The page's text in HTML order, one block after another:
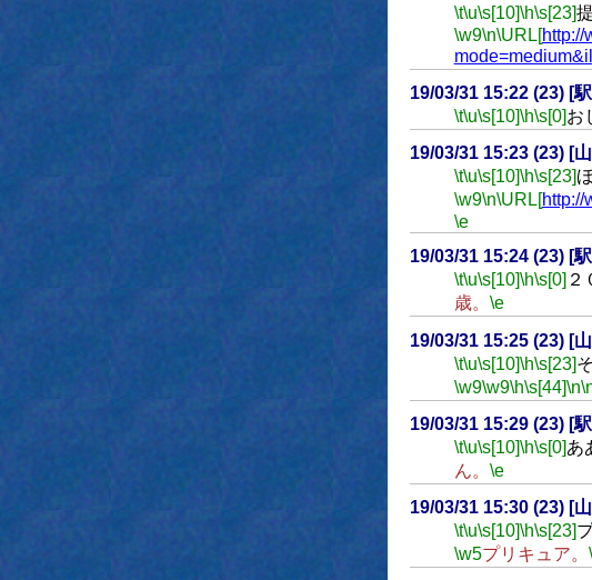
\t\u\s[10]\h\s[23]
\w9\n\URL[http://
19/03/31 15:22 (23) [
\t\u\s[10]\h\s[0]お
19/03/31 15:23 (23) [
\t\u\s[10]\h\s[23]
\w9\n\URL[http://
\e
19/03/31 15:24 (23) [
\t\u\s[10] \h\s[0] ２
歳。 \e
19/03/31 15:25 (23) [
\t\u\s[10]\h\s[23]
\w9\w9\h\s[44]\n
19/03/31 15:29 (23) [
\t\u\s[10]\h\s[0]あ
ん。 \e
19/03/31 15:30 (23) [
\t\u\s[10]\h\s[23]
\w5プリキュア。